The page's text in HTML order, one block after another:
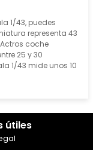
1/43, puedes
representa 43
coche
25 y 30
1/43 mide unos 10
útiles